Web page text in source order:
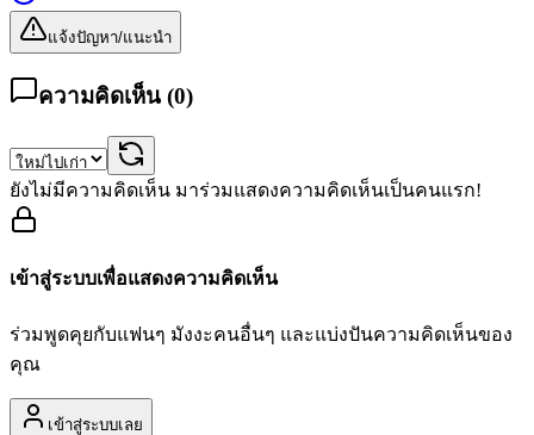
แจ้งปัญหา/แนะนำ
ความคิดเห็น (0)
ยังไม่มีความคิดเห็น มาร่วมแสดงความคิดเห็นเป็นคนแรก!
เข้าสู่ระบบเพื่อแสดงความคิดเห็น
ร่วมพูดคุยกับแฟนๆ มังงะคนอื่นๆ และแบ่งปันความคิดเห็นของ
คุณ
เข้าสู่ระบบเลย